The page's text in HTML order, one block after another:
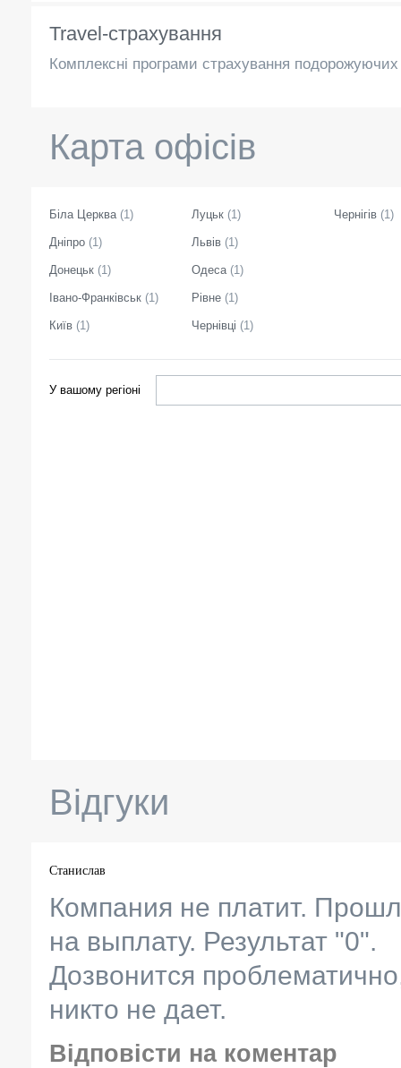
Travel-страхування
Комплексні програми страхування
Карта офісів
Біла Церква(1)
Дніпро (1)
Донецьк (1)
Івано-Франківськ (1)
Київ (1)
Луцьк (1)
Львів (1)
Одеса(1)
Рівне (1)
Чернівці (1)
Чернігів (1)
У вашому регіоні
Відгуки
Станислав
Компания не платит.
на выплату. Результат "0".
Дозвонится
никто не дает.
Відповісти на коментар